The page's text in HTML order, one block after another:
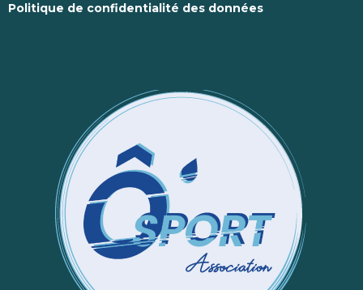
Politique de confidentialité des données